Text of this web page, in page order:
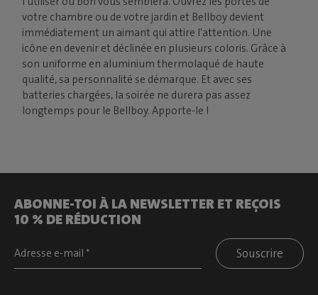
votre chambre ou de votre jardin et Bellboy devient
immédiatement un aimant qui attire l'attention. Une
icône en devenir et déclinée en plusieurs coloris. Grâce à
son uniforme en aluminium thermolaqué de haute
qualité, sa personnalité se démarque. Et avec ses
batteries chargées, la soirée ne durera pas assez
longtemps pour le Bellboy. Apporte-le !
ABONNE-TOI À LA NEWSLETTER ET REÇOIS
10 % DE RÉDUCTION
Souscrire